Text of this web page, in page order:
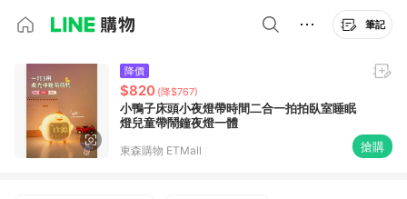
筆記
降價
$820 (降$767)
小鴨子床頭小夜燈帶時間二合一拍拍臥室睡眠
燈兒童帶鬧鐘夜燈一體
東森購物 ETMall 搶購